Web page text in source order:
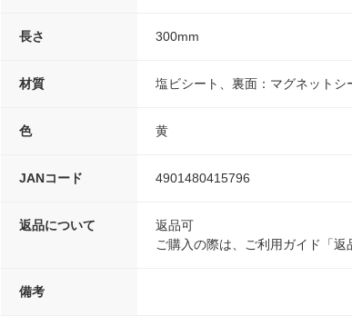
長さ 300mm
材質 塩ビシート、裏面：マグネットシ
色 黄
JANコード 4901480415796
返品について
返品可
ご購入の際は、ご利用ガイド「返
備考